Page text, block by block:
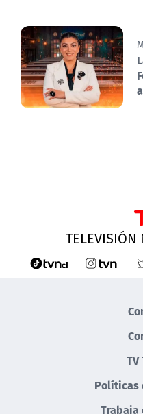
TELEVISIÓN
Políticas
Trabaja